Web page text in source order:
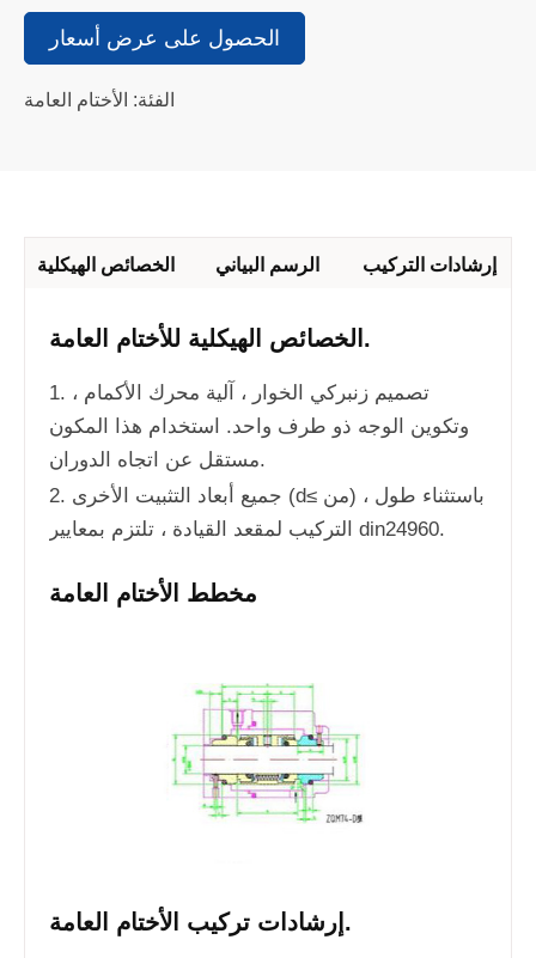
الحصول على عرض أسعار
الفئة: الأختام العامة
الخصائص الهيكلية الرسم البياني إرشادات التركيب
الخصائص الهيكلية للأختام العامة.
1. تصميم زنبركي الخوار ، آلية محرك الأكمام ،
وتكوين الوجه ذو طرف واحد. استخدام هذا المكون
مستقل عن اتجاه الدوران.
2. جميع أبعاد التثبيت الأخرى (d≤ من) ، باستثناء طول
التركيب لمقعد القيادة ، تلتزم بمعايير din24960.
مخطط الأختام العامة
إرشادات تركيب الأختام العامة.